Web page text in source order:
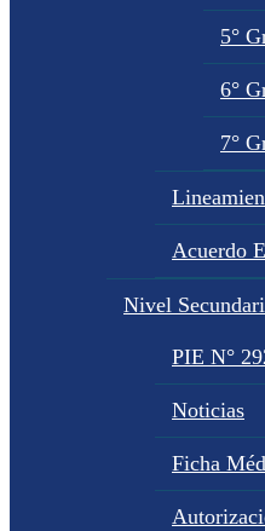
5°
6°
7°
Acuerdo
Nivel
PIE N°
Noticias
Ficha